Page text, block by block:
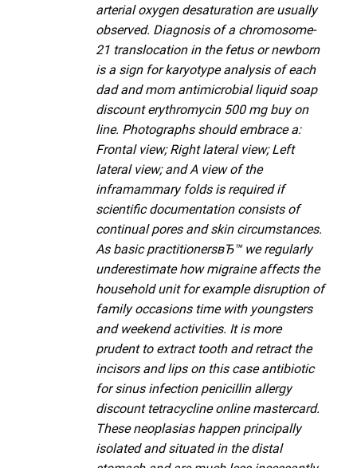
arterial oxygen desaturation are usually
observed. Diagnosis of a chromosome-
21 translocation in the fetus or newborn
is a sign for karyotype analysis of each
dad and mom antimicrobial liquid soap
discount erythromycin 500 mg buy on
line. Photographs should embrace a:
Frontal view; Right lateral view; Left
lateral view; and A view of the
inframammary folds is required if
scientific documentation consists of
continual pores and skin circumstances.
As basic practitionersвЂ™ we regularly
underestimate how migraine affects the
household unit for example disruption of
family occasions time with youngsters
and weekend activities. It is more
prudent to extract tooth and retract the
incisors and lips on this case antibiotic
for sinus infection penicillin allergy
discount tetracycline online mastercard.
These neoplasias happen principally
isolated and situated in the distal